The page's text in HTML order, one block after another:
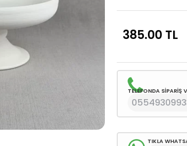
385.00 TL
TELEFONDA SİPARİŞ
TIKLA